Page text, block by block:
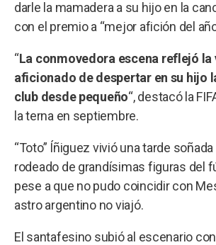
darle la mamadera a su hijo en la
con el premio a “mejor afición del
“La conmovedora escena reflejó la
aficionado de despertar en su hijo
club desde pequeño“, destacó la
la terna en septiembre.
“Toto” Íñiguez vivió una tarde
rodeado de grandísimas figuras del
pese a que no pudo coincidir con
astro argentino no viajó.
El santafesino subió al escenario